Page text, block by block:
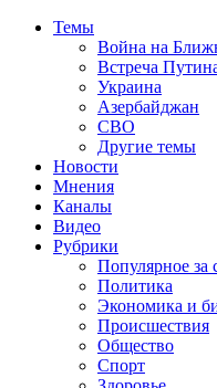
Темы
Война на
Встреча
Украина
Азербайджан
СВО
Другие темы
Новости
Мнения
Каналы
Видео
Рубрики
Популярное за
Политика
Экономика и
Происшествия
Общество
Спорт